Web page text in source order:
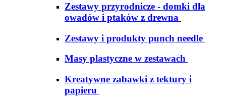
Zestawy przyrodnicze - domki dla
owadów i ptaków z drewna
Zestawy i produkty punch needle
Masy plastyczne w zestawach
Kreatywne zabawki z tektury i
papieru